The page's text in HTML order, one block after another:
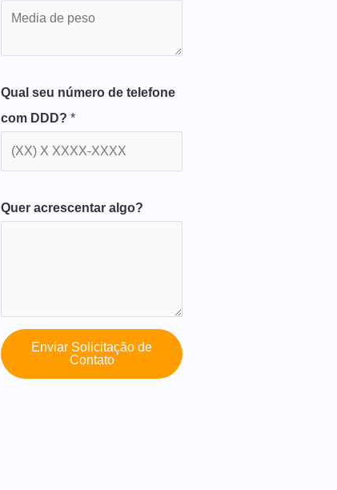
Qual seu número de telefone
com DDD? *
Quer acrescentar algo?
Enviar Solicitação de
Contato